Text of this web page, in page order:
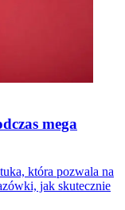
mega
która pozwala na
jak skutecznie